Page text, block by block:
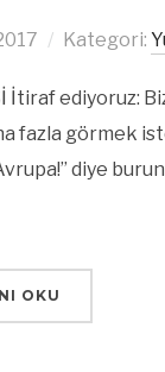
Kategori:
İtiraf ediyoruz:
fazla görmek
diye burun
OKU